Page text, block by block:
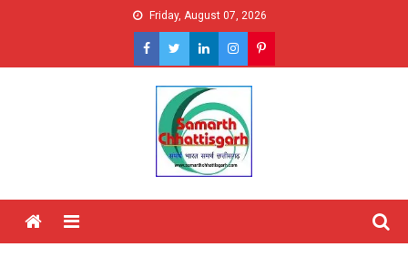
Friday, August 07, 2026
Menu